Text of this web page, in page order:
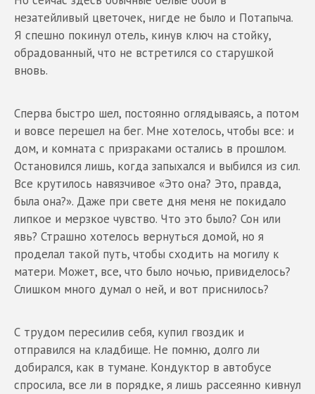
незатейливый цветочек, нигде не было и Потапыча.
Я спешно покинул отель, кинув ключ на стойку,
обрадованный, что не встретился со старушкой
вновь.
Сперва быстро шел, постоянно оглядываясь, а потом
и вовсе перешел на бег. Мне хотелось, чтобы все: и
дом, и комната с призраками остались в прошлом.
Остановился лишь, когда запыхался и выбился из сил.
Все крутилось навязчивое «Это она? Это, правда,
была она?». Даже при свете дня меня не покидало
липкое и мерзкое чувство. Что это было? Сон или
явь? Страшно хотелось вернуться домой, но я
проделал такой путь, чтобы сходить на могилу к
матери. Может, все, что было ночью, привиделось?
Слишком много думал о ней, и вот приснилось?
С трудом пересилив себя, купил гвоздик и
отправился на кладбище. Не помню, долго ли
добирался, как в тумане. Кондуктор в автобусе
спросила, все ли в порядке, я лишь рассеянно кивнул